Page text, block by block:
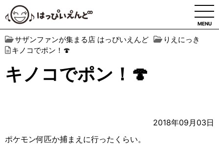
MENU
サザンファンが集まる店 はっぴいえんど
りえにっき
キノコでポン！🍄
キノコでポン！🍄
2018年09月03日
ポケモン何匹か捕まえに行ったくらい。